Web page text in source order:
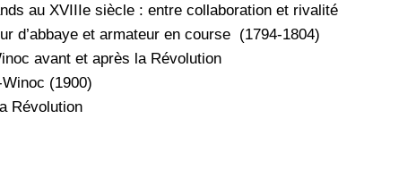
au XVIIIe siècle : entre collaboration et rivalité
d’abbaye et armateur en course (1794-1804)
avant et après la Révolution
(1900)
Révolution